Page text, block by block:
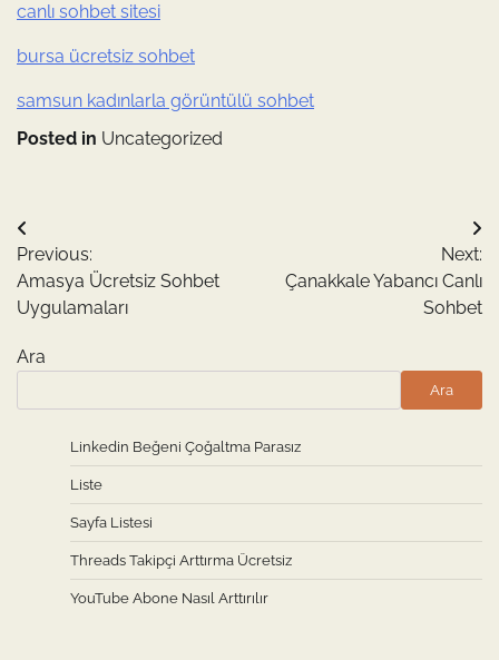
canlı sohbet sitesi
bursa ücretsiz sohbet
samsun kadınlarla görüntülü sohbet
Posted in Uncategorized
Yazı
gezinmesi
Previous:
Amasya Ücretsiz Sohbet
Uygulamaları
Next:
Çanakkale Yabancı Canlı
Sohbet
Ara
Ara
Linkedin Beğeni Çoğaltma Parasız
Liste
Sayfa Listesi
Threads Takipçi Arttırma Ücretsiz
YouTube Abone Nasıl Arttırılır